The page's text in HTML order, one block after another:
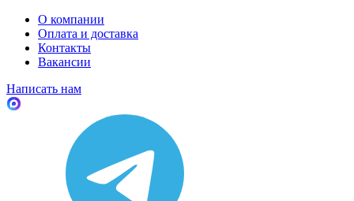
О компании
Оплата и доставка
Контакты
Вакансии
Написать нам